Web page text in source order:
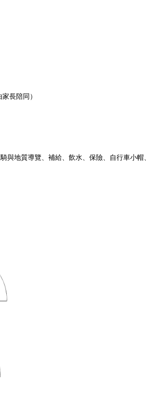
長陪同）
與地質導覽、補給、飲水、保險、自行車小帽、